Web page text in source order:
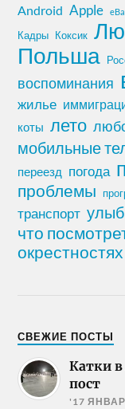
Android Apple
Кадры Коксик
Польша
воспоминания
жилье
коты лето
мобильные
переезд погода
проблемы
транспорт
что
окрестностях
СВЕЖИЕ ПОСТЫ
Катки
пост
'17